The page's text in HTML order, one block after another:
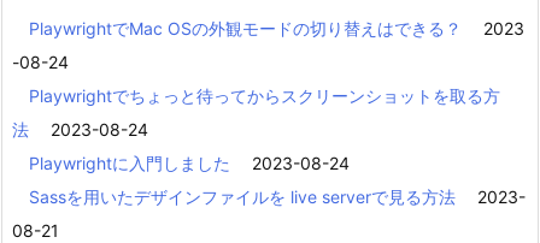
PlaywrightでMac OSの外観モードの切り替えはできる？
2023
-08-24
Playwrightでちょっと待ってからスクリーンショットを取る方
法
2023-08-24
Playwrightに入門しました
2023-08-24
Sassを用いたデザインファイルを live serverで見る方法
2023-
08-21